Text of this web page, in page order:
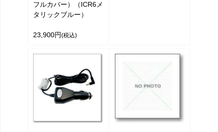
フルカバー）（ICR6メ
タリックブルー）
23,900円(税込)